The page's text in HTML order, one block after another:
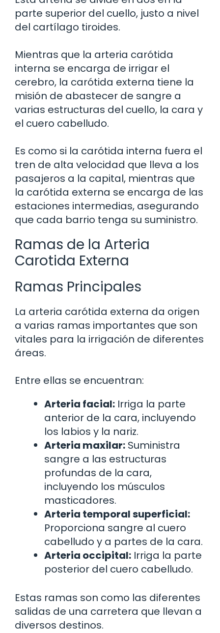
parte superior del cuello, justo a nivel
del cartílago tiroides.
Mientras que la arteria carótida
interna se encarga de irrigar el
cerebro, la carótida externa tiene la
misión de abastecer de sangre a
varias estructuras del cuello, la cara y
el cuero cabelludo.
Es como si la carótida interna fuera el
tren de alta velocidad que lleva a los
pasajeros a la capital, mientras que
la carótida externa se encarga de las
estaciones intermedias, asegurando
que cada barrio tenga su suministro.
Ramas de la Arteria
Carotida Externa
Ramas Principales
La arteria carótida externa da origen
a varias ramas importantes que son
vitales para la irrigación de diferentes
áreas.
Entre ellas se encuentran:
Arteria facial: Irriga la parte
anterior de la cara, incluyendo
los labios y la nariz.
Arteria maxilar: Suministra
sangre a las estructuras
profundas de la cara,
incluyendo los músculos
masticadores.
Arteria temporal superficial:
Proporciona sangre al cuero
cabelludo y a partes de la cara.
Arteria occipital: Irriga la parte
posterior del cuero cabelludo.
Estas ramas son como las diferentes
salidas de una carretera que llevan a
diversos destinos.